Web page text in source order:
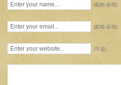
(昵称-必填)
(邮箱-必填)
(可选)